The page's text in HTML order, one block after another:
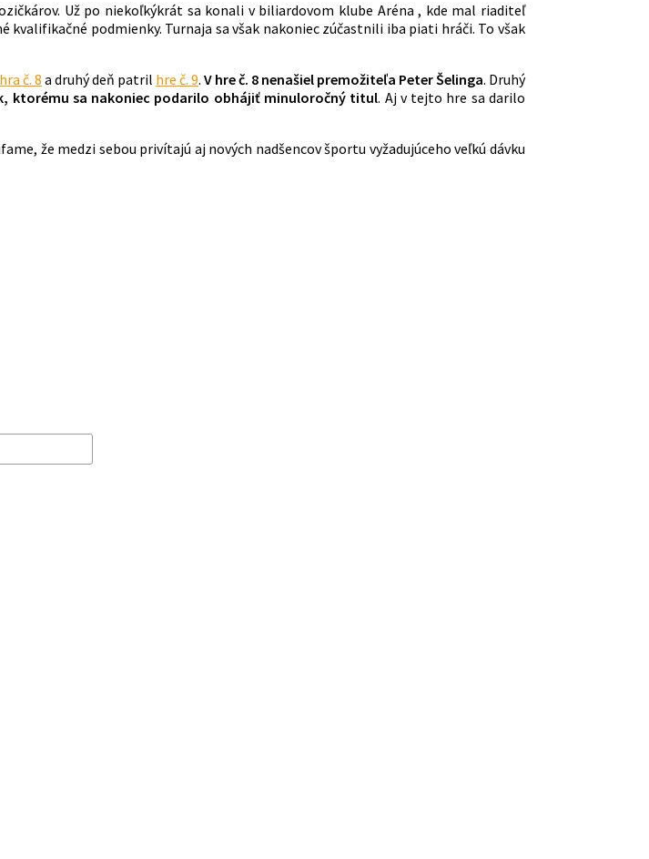
Už po niekoľkýkrát sa konali v biliardovom klube Aréna , kde mal riaditeľ
podmienky. Turnaja sa však nakoniec zúčastnili iba piati hráči. To však
hra č. 8 a druhý deň patril hre č. 9. V hre č. 8 nenašiel premožiteľa Peter Šelinga. Druhý
ktorému sa nakoniec podarilo obhájiť minuloročný titul. Aj v tejto hre sa darilo
že medzi sebou privítajú aj nových nadšencov športu vyžadujúceho veľkú dávku